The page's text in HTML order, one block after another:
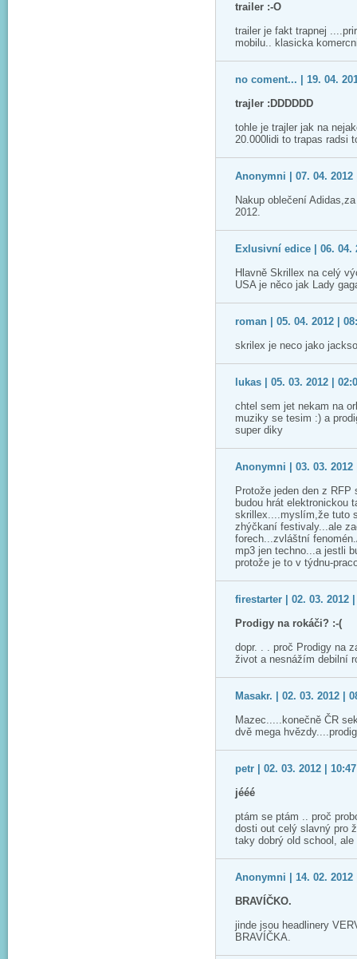
trailer :-O
trailer je fakt trapnej
mobilu.. klasicka
no coment... | 19. 04.
trajler :DDDDDD
tohle je trajler jak na
20.000lidi to trapas radsi
Anonymni | 07. 04. 2012
Nakup oblečení
2012.
Exlusivní edice | 06. 04.
Hlavně Skrillex na celý
USA je něco jak Lady
roman | 05. 04. 2012 |
skrilex je neco jako
lukas | 05. 03. 2012 |
chtel sem jet nekam na
muziky se tesim :) a
super diky
Anonymni | 03. 03. 2012
Protože jeden den z
budou hrát elektronickou
skrillex....myslím,že tuto
zhýčkaní festivaly...ale
forech...zvláštní
mp3 jen techno...a jestli
protože je to v týdnu-
firestarter | 02. 03. 2012 |
Prodigy na rokáči? :-(
dopr. . . proč Prodigy na
život a nesnážím debilní
Masakr. | 02. 03. 2012 |
Mazec.....konečně ČR
dvě mega
petr | 02. 03. 2012 |
jééé
ptám se ptám .. proč
dosti out celý slavný pro
taky dobrý old school,
Anonymni | 14. 02. 2012
BRAVÍČKO.
jinde jsou headlinery
BRAVÍČKA.